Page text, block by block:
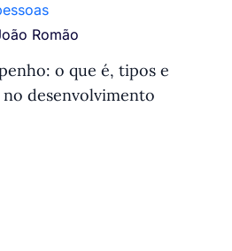
Romão
o que é, tipos e
desenvolvimento